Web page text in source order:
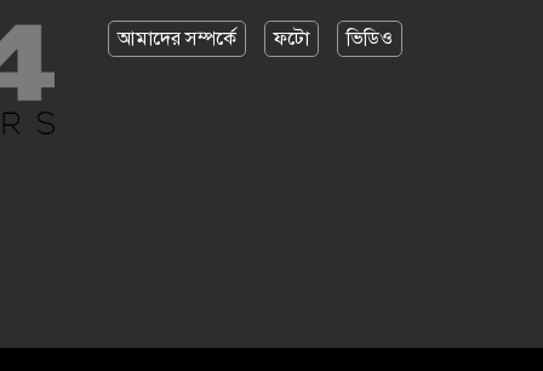
আমাদের সম্পর্কে ফটো ভিডিও